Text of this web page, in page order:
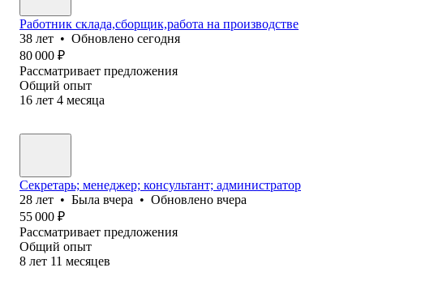
Работник склада,сборщик,работа на производстве
38 лет • Обновлено сегодня
80 000 ₽
Рассматривает предложения
Общий опыт
16 лет 4 месяца
Секретарь; менеджер; консультант; администратор
28 лет • Была вчера • Обновлено вчера
55 000 ₽
Рассматривает предложения
Общий опыт
8 лет 11 месяцев